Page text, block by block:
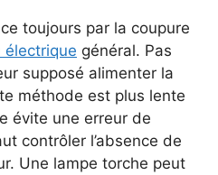
toujours par la coupure
électrique général. Pas
supposé alimenter la
méthode est plus lente
évite une erreur de
contrôler l’absence de
Une lampe torche peut